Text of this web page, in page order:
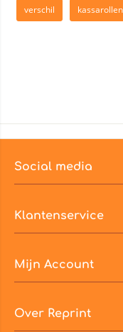
verschil
kassarollen
Social media
Klantenservice
Mijn Account
Over Reprint